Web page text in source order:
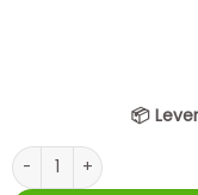
📦
Ronde spiegel Dide